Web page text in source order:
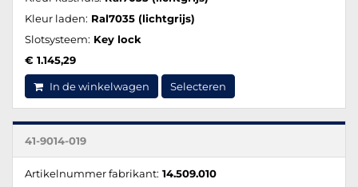
Kleur laden: Ral7035 (lichtgrijs)
Slotsysteem: Key lock
€ 1.145,29
In de winkelwagen Selecteren
41-9014-019
Artikelnummer fabrikant: 14.509.010